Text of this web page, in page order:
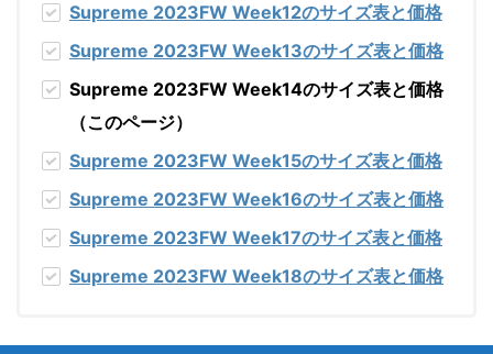
Supreme 2023FW Week12のサイズ表と価格
Supreme 2023FW Week13のサイズ表と価格
Supreme 2023FW Week14のサイズ表と価格
（このページ）
Supreme 2023FW Week15のサイズ表と価格
Supreme 2023FW Week16のサイズ表と価格
Supreme 2023FW Week17のサイズ表と価格
Supreme 2023FW Week18のサイズ表と価格